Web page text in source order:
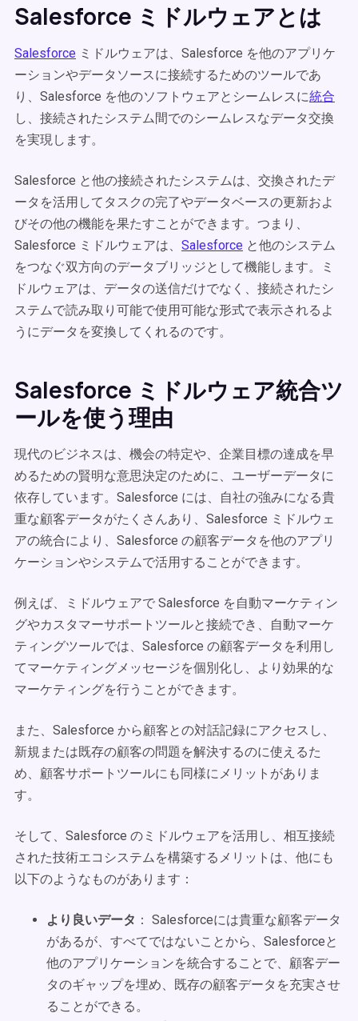
Salesforce ミドルウェアとは
Salesforce ミドルウェアは、Salesforce を他のアプリケ
ーションやデータソースに接続するためのツールであ
り、Salesforce を他のソフトウェアとシームレスに統合
し、接続されたシステム間でのシームレスなデータ交換
を実現します。
Salesforce と他の接続されたシステムは、交換されたデ
ータを活用してタスクの完了やデータベースの更新およ
びその他の機能を果たすことができます。つまり、
Salesforce ミドルウェアは、 Salesforce と他のシステム
をつなぐ双方向のデータブリッジとして機能します。ミ
ドルウェアは、データの送信だけでなく、接続されたシ
ステムで読み取り可能で使用可能な形式で表示されるよ
うにデータを変換してくれるのです。
Salesforce ミドルウェア統合ツ
ールを使う理由
現代のビジネスは、機会の特定や、企業目標の達成を早
めるための賢明な意思決定のために、ユーザーデータに
依存しています。Salesforce には、自社の強みになる貴
重な顧客データがたくさんあり、Salesforce ミドルウェ
アの統合により、Salesforce の顧客データを他のアプリ
ケーションやシステムで活用することができます。
例えば、ミドルウェアで Salesforce を自動マーケティン
グやカスタマーサポートツールと接続でき、自動マーケ
ティングツールでは、Salesforce の顧客データを利用し
てマーケティングメッセージを個別化し、より効果的な
マーケティングを行うことができます。
また、Salesforce から顧客との対話記録にアクセスし、
新規または既存の顧客の問題を解決するのに使えるた
め、顧客サポートツールにも同様にメリットがありま
す。
そして、Salesforce のミドルウェアを活用し、相互接続
された技術エコシステムを構築するメリットは、他にも
以下のようなものがあります：
より良いデータ ： Salesforceには貴重な顧客データ
があるが、すべてではないことから、Salesforceと
他のアプリケーションを統合することで、顧客デー
タのギャップを埋め、既存の顧客データを充実させ
ることができる。